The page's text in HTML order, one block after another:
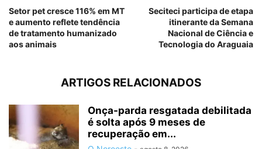
Setor pet cresce 116% em MT
e aumento reflete tendência
de tratamento humanizado
aos animais
Seciteci participa de etapa
itinerante da Semana
Nacional de Ciência e
Tecnologia do Araguaia
ARTIGOS RELACIONADOS
Onça-parda resgatada debilitada
é solta após 9 meses de
recuperação em...